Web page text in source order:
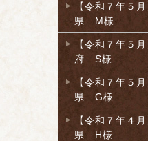
【令和７年５
県 M様
【令和７年５
府 S様
【令和７年５
県 G様
【令和７年４
県 H様